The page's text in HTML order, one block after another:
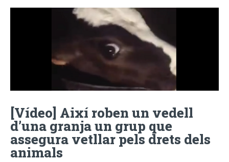
[Vídeo] Així roben un vedell
d’una granja un grup que
assegura vetllar pels drets dels
animals